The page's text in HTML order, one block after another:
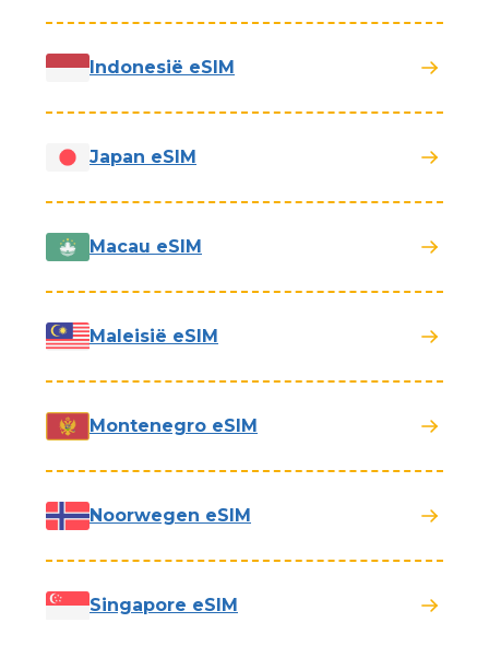
Indonesië eSIM
Japan eSIM
Macau eSIM
Maleisië eSIM
Montenegro eSIM
Noorwegen eSIM
Singapore eSIM